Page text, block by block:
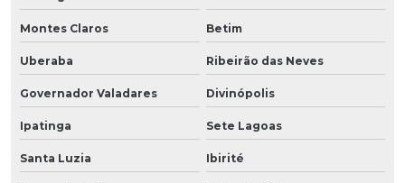
Montes Claros Betim
Uberaba Ribeirão das Neves
Governador Valadares Divinópolis
Ipatinga Sete Lagoas
Santa Luzia Ibirité